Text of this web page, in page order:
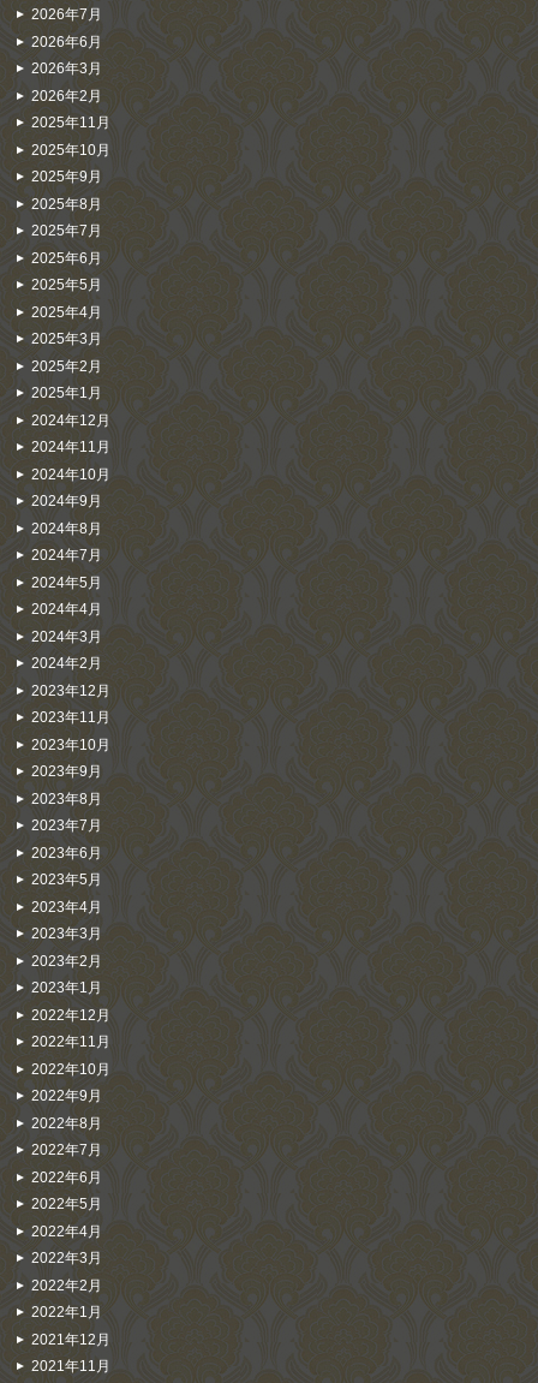
2026年7月
2026年6月
2026年3月
2026年2月
2025年11月
2025年10月
2025年9月
2025年8月
2025年7月
2025年6月
2025年5月
2025年4月
2025年3月
2025年2月
2025年1月
2024年12月
2024年11月
2024年10月
2024年9月
2024年8月
2024年7月
2024年5月
2024年4月
2024年3月
2024年2月
2023年12月
2023年11月
2023年10月
2023年9月
2023年8月
2023年7月
2023年6月
2023年5月
2023年4月
2023年3月
2023年2月
2023年1月
2022年12月
2022年11月
2022年10月
2022年9月
2022年8月
2022年7月
2022年6月
2022年5月
2022年4月
2022年3月
2022年2月
2022年1月
2021年12月
2021年11月